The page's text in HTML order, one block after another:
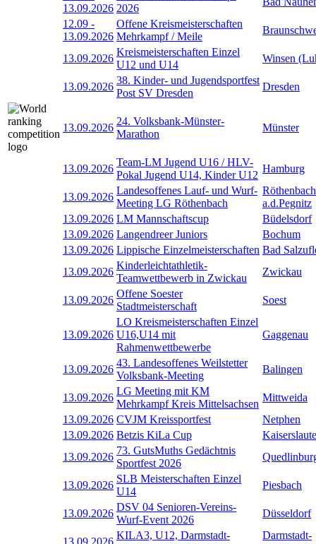
13.09.2026 2026
12.09 -
13.09.2026
Offene Kreismeisterschaften
Mehrkampf / Meile
13.09.2026
Kreismeisterschaften Einzel
U12 und U14
Winsen
13.09.2026
38. Kinder- und Jugendsportfest
Post SV Dresden
Dresden
13.09.2026
24. Volksbank-Münster-
Marathon
Münster
13.09.2026
Team-LM Jugend U16 / HLV-
Pokal Jugend U14, Kinder U12
Hamburg
13.09.2026
Landesoffenes Lauf- und Wurf-
Meeting LG Röthenbach
Röthenbach
a.d.Pegnitz
13.09.2026 LM Mannschaftscup
Büdelsdorf
13.09.2026 Langendreer Juniors
Bochum
13.09.2026 Lippische Einzelmeisterschaften Bad
13.09.2026
Kinderleichtathletik-
Teamwettbewerb in Zwickau
Zwickau
13.09.2026
Offene Soester
Stadtmeisterschaft
Soest
13.09.2026
LO Kreismeisterschaften Einzel
U16,U14 mit
Rahmenwettbewerbe
Gaggenau
13.09.2026
43. Landesoffenes Weilstetter
Volksbank-Meeting
Balingen
13.09.2026
LG Meeting mit KM
Mehrkampf Kreis Mittelsachsen
Mittweida
13.09.2026 CVJM Kreissportfest
Netphen
13.09.2026 Betzis KiLa Cup
13.09.2026
73. GutsMuths Gedächtnis
Sportfest 2026
13.09.2026
SLB Meisterschaften Einzel
U14
Piesbach
13.09.2026
DSV 04 Senioren-Vereins-
Wurf-Event 2026
Düsseldorf
13.09.2026
KILA3, U12, Darmstadt-
Darmstadt-